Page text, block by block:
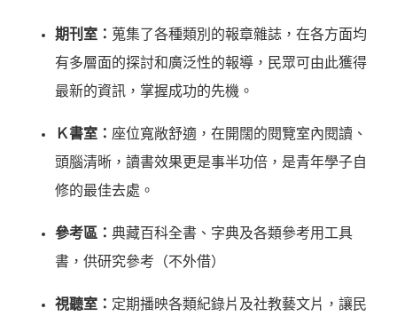
期刊室： 蒐集了各種類別的報章雜誌，在各方面均
有多層面的探討和廣泛性的報導，民眾可由此獲得
最新的資訊，掌握成功的先機。
Ｋ書室： 座位寬敞舒適，在開闊的閱覽室內閱讀、
頭腦清晰，讀書效果更是事半功倍，是青年學子自
修的最佳去處。
參考區： 典藏百科全書、字典及各類參考用工具
書，供研究參考（不外借）
視聽室： 定期播映各類紀錄片及社教藝文片，讓民